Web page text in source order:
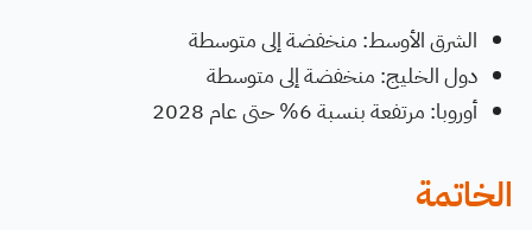
الشرق الأوسط: منخفضة إلى متوسطة
دول الخليج: منخفضة إلى متوسطة
أوروبا: مرتفعة بنسبة 6% حتى عام 2028
الخاتمة